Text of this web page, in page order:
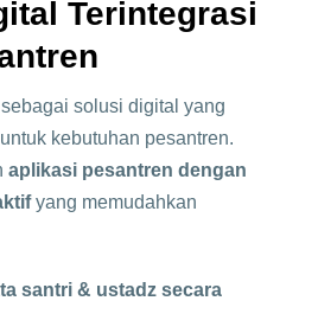
Terintegrasi
solusi digital yang
kebutuhan pesantren.
aplikasi pesantren dengan
yang memudahkan
santri & ustadz secara